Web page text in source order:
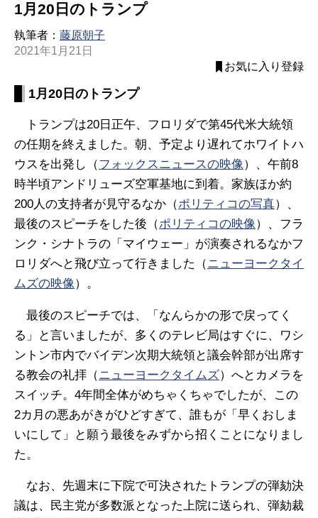
1月20日のトランプ
執筆者： 藤原朝子
2021年1月21日
お気に入り登録
1月20日のトランプ
トランプは20日正午、フロリダで第45代米大統領
の任期を終えました。朝、予定より遅れてホワイトハ
ウスを出発し（フォックスニュースの映像 ）、午前8
時半頃アンドリューズ空軍基地に到着。家族ほか約
200人の支持者が見守るなか（ポリティコの写真）、
最後のスピーチをした後（ポリティコの映像 ）、フラ
ンク・シナトラの「マイウェー」が演奏されるなかフ
ロリダへと飛び立って行きました（ニューヨークタイ
ムズの映像 ）。
最後のスピーチでは、「なんらかの形で戻ってく
る」と言いましたが、多くのテレビ局はすぐに、ワシ
ントン市内でバイデン次期大統領と議会幹部が出席す
る教会の礼拝（ニューヨークタイムズ）へとカメラを
スイッチ。4年間全体がめちゃくちゃでしたが、この
2カ月の悪あがきがひどすぎて、誰もが「早くおしま
いにして」と願う最後をみずから招くことになりまし
た。
なお、先週末に下院で可決されたトランプの弾劾決
議は、民主党が多数派となった上院に送られ、弾劾裁